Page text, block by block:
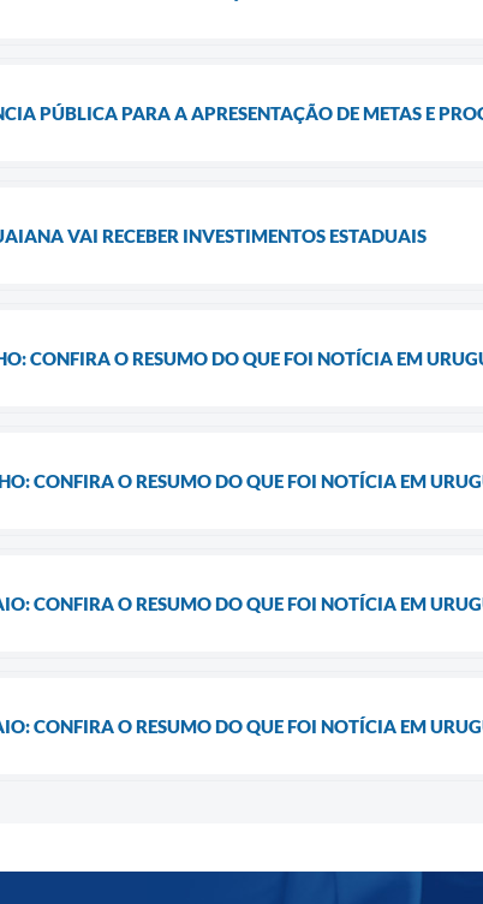
PÚBLICA PARA A APRESENTAÇÃO DE METAS E
VAI RECEBER INVESTIMENTOS ESTADUAIS
CONFIRA O RESUMO DO QUE FOI NOTÍCIA EM
CONFIRA O RESUMO DO QUE FOI NOTÍCIA EM
CONFIRA O RESUMO DO QUE FOI NOTÍCIA EM
CONFIRA O RESUMO DO QUE FOI NOTÍCIA EM